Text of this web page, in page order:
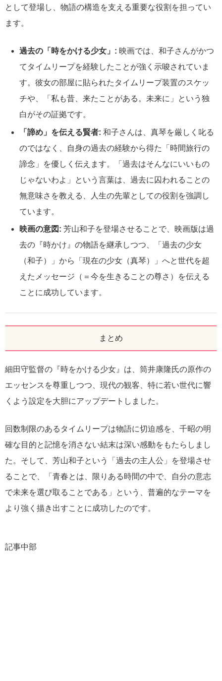
として登場し、物語の構造を支える重要な役割を担ってい
ます。
過去の「時をかける少女」: 映画では、和子さんがかつ
てタイムリープを経験したことが強く示唆されていま
す。彼女の部屋に貼られたタイムリープ装置のスケッ
チや、「私も昔、来たことがある。未来に」という独
白がその証拠です。
「諦め」を伝える賢者: 和子さんは、真琴を厳しく叱る
のではなく、自身の過去の経験から得た「時間旅行の
諦念」を優しく伝えます。「過去はそんなにいいもの
じゃないわよ」という言葉は、過去に囚われることの
無意味さを教える、人生の先輩としての役割を強調し
ています。
映画の意図: 芳山和子を登場させることで、映画版は過
去の『時かけ』の物語を継承しつつ、「過去の少女
（和子）」から「現在の少女（真琴）」へと世代を超
えたメッセージ（＝今を生きることの尊さ）を伝える
ことに成功しています。
まとめ
細田守監督の『時をかける少女』は、筒井康隆氏の原作の
エッセンスを尊重しつつ、現代の観客、特に若い世代に響
くよう設定を大胆にアップデートしました。
回数制限のあるタイムリープは物語に切迫感を、千昭の明
確な目的と記憶を消さない結末は深い感動をもたらしまし
た。そして、芳山和子という「過去の主人公」を登場させ
ることで、「青春とは、限りある時間の中で、自分の意志
で未来を選び取ることである」という、普遍的なテーマを
より強く描き出すことに成功したのです。
記事中部